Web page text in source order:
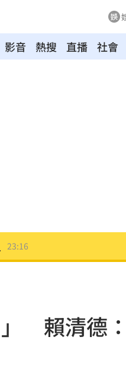
影音 熱搜 直播 社會
23:16
賴清德